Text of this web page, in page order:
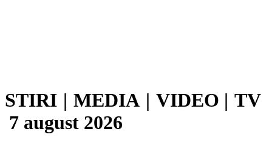
STIRI | MEDIA | VIDEO | TV
7 august 2026